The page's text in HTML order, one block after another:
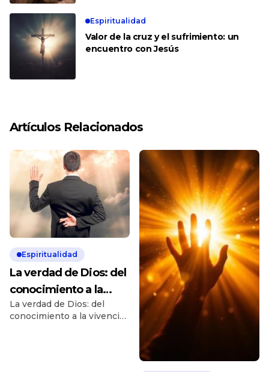
Espiritualidad
Valor de la cruz y el sufrimiento: un
encuentro con Jesús
Artículos Relacionados
Espiritualidad
La verdad de Dios: del
conocimiento a la
vivencia
La verdad de Dios: del
conocimiento a la vivencia